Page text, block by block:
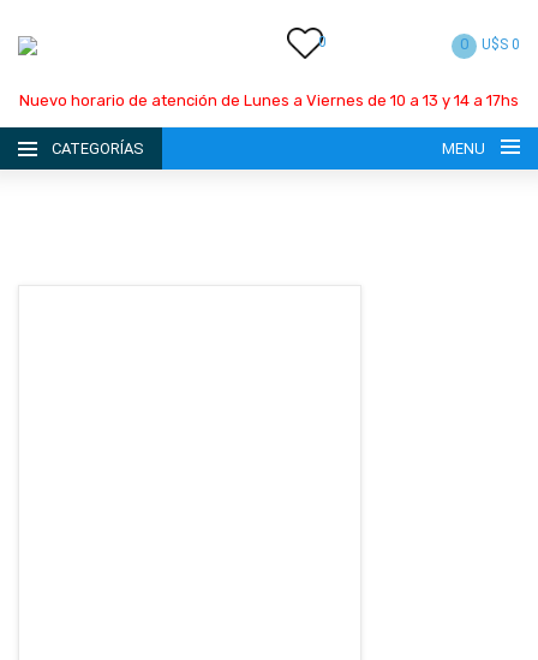
0 0 U$S 0
Nuevo horario de atención de Lunes a Viernes de 10 a 13 y 14 a 17hs
CATEGORÍAS MENU